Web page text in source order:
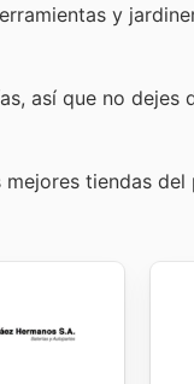
y
así que no dejes
tiendas del